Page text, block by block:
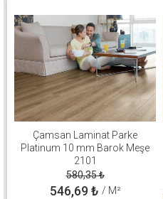
Çamsan Laminat Parke
Platinum 10 mm Barok Meşe
2101
580,35₺
546,69₺ / M²